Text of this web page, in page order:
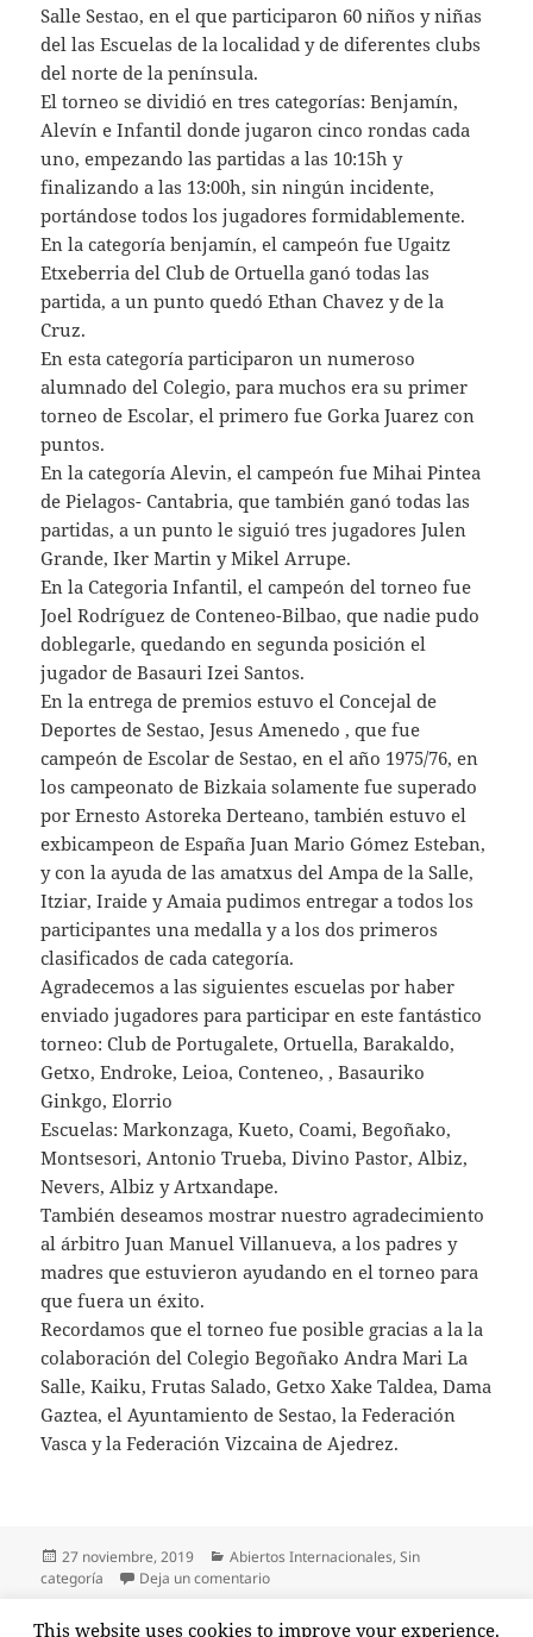
Salle Sestao, en el que participaron 60 niños y niñas
del las Escuelas de la localidad y de diferentes clubs
del norte de la península.
El torneo se dividió en tres categorías: Benjamín,
Alevín e Infantil donde jugaron cinco rondas cada
uno, empezando las partidas a las 10:15h y
finalizando a las 13:00h, sin ningún incidente,
portándose todos los jugadores formidablemente.
En la categoría benjamín, el campeón fue Ugaitz
Etxeberria del Club de Ortuella ganó todas las
partida, a un punto quedó Ethan Chavez y de la
Cruz.
En esta categoría participaron un numeroso
alumnado del Colegio, para muchos era su primer
torneo de Escolar, el primero fue Gorka Juarez con
puntos.
En la categoría Alevin, el campeón fue Mihai Pintea
de Pielagos- Cantabria, que también ganó todas las
partidas, a un punto le siguió tres jugadores Julen
Grande, Iker Martin y Mikel Arrupe.
En la Categoria Infantil, el campeón del torneo fue
Joel Rodríguez de Conteneo-Bilbao, que nadie pudo
doblegarle, quedando en segunda posición el
jugador de Basauri Izei Santos.
En la entrega de premios estuvo el Concejal de
Deportes de Sestao, Jesus Amenedo , que fue
campeón de Escolar de Sestao, en el año 1975/76, en
los campeonato de Bizkaia solamente fue superado
por Ernesto Astoreka Derteano, también estuvo el
exbicampeon de España Juan Mario Gómez Esteban,
y con la ayuda de las amatxus del Ampa de la Salle,
Itziar, Iraide y Amaia pudimos entregar a todos los
participantes una medalla y a los dos primeros
clasificados de cada categoría.
Agradecemos a las siguientes escuelas por haber
enviado jugadores para participar en este fantástico
torneo: Club de Portugalete, Ortuella, Barakaldo,
Getxo, Endroke, Leioa, Conteneo, , Basauriko
Ginkgo, Elorrio
Escuelas: Markonzaga, Kueto, Coami, Begoñako,
Montsesori, Antonio Trueba, Divino Pastor, Albiz,
Nevers, Albiz y Artxandape.
También deseamos mostrar nuestro agradecimiento
al árbitro Juan Manuel Villanueva, a los padres y
madres que estuvieron ayudando en el torneo para
que fuera un éxito.
Recordamos que el torneo fue posible gracias a la la
colaboración del Colegio Begoñako Andra Mari La
Salle, Kaiku, Frutas Salado, Getxo Xake Taldea, Dama
Gaztea, el Ayuntamiento de Sestao, la Federación
Vasca y la Federación Vizcaina de Ajedrez.
Publicado
el
27 noviembre, 2019 Categorías
Abiertos Internacionales,Sin
categoría
Deja un comentarioen Crónica del I Torneo de Ajedrez
Paginación
This website uses cookies to improve your experience.